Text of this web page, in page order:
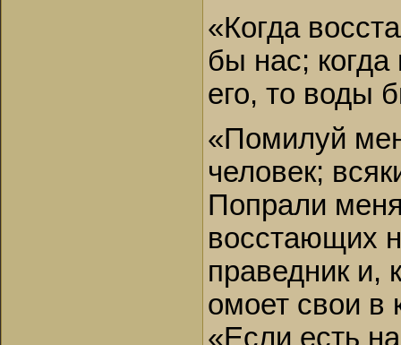
«Когда
бы нас;
его, то воды
«Помилуй
человек;
Попрали
восстающих
праведник и,
омоет свои в
«Если есть